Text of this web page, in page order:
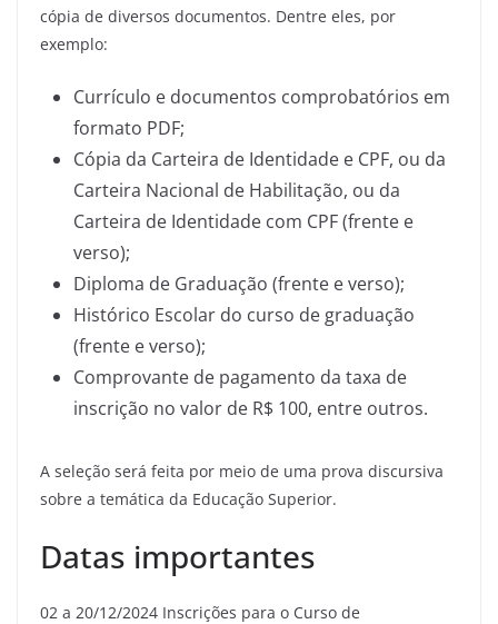
cópia de diversos documentos. Dentre eles, por
exemplo:
Currículo e documentos comprobatórios em
formato PDF;
Cópia da Carteira de Identidade e CPF, ou da
Carteira Nacional de Habilitação, ou da
Carteira de Identidade com CPF (frente e
verso);
Diploma de Graduação (frente e verso);
Histórico Escolar do curso de graduação
(frente e verso);
Comprovante de pagamento da taxa de
inscrição no valor de R$ 100, entre outros.
A seleção será feita por meio de uma prova discursiva
sobre a temática da Educação Superior.
Datas importantes
02 a 20/12/2024 Inscrições para o Curso de